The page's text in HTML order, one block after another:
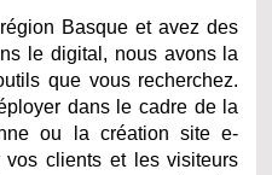
Basque et avez des
le digital, nous avons la
que vous recherchez.
dans le cadre de la
ou la création site e-
vos clients et les visiteurs